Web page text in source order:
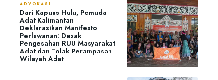
ADVOKASI
Dari Kapuas Hulu, Pemuda
Adat Kalimantan
Deklarasikan Manifesto
Perlawanan: Desak
Pengesahan RUU Masyarakat
Adat dan Tolak Perampasan
Wilayah Adat